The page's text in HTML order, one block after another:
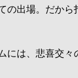
の出場。だから
は、悲喜交々